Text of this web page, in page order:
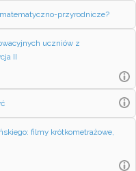
przyrodnicze?
uczniów z
II
filmy krótkometrażowe,